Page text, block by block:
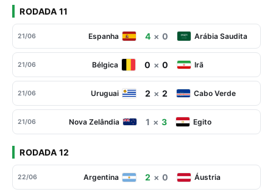
RODADA 11
21/06 Espanha 4 × 0 Arábia Saudita
21/06 Bélgica 0 × 0 Irã
21/06 Uruguai 2 × 2 Cabo Verde
21/06 Nova Zelândia 1 × 3 Egito
RODADA 12
22/06 Argentina 2 × 0 Áustria